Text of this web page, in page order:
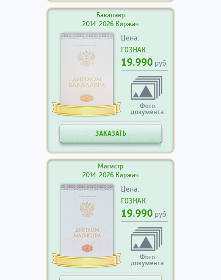
Бакалавр
2014-2026 Киржач
Цена:
ГОЗНАК
19.990 руб.
Фото
документа
ЗАКАЗАТЬ
Магистр
2014-2026 Киржач
Цена:
ГОЗНАК
19.990 руб.
Фото
документа